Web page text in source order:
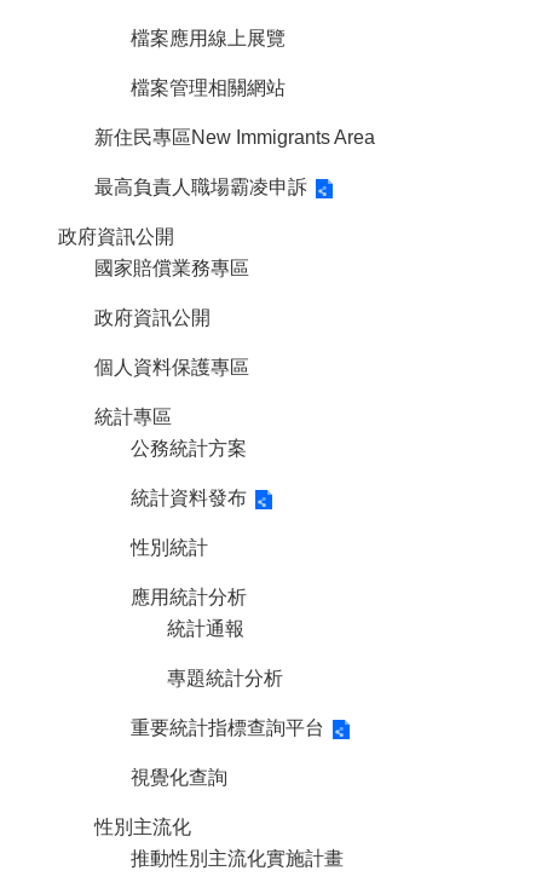
檔案應用線上展覽
檔案管理相關網站
新住民專區New Immigrants Area
最高負責人職場霸凌申訴
政府資訊公開
國家賠償業務專區
政府資訊公開
個人資料保護專區
統計專區
公務統計方案
統計資料發布
性別統計
應用統計分析
統計通報
專題統計分析
重要統計指標查詢平台
視覺化查詢
性別主流化
推動性別主流化實施計畫